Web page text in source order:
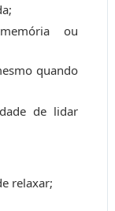
ou
quando
de lidar
relaxar;